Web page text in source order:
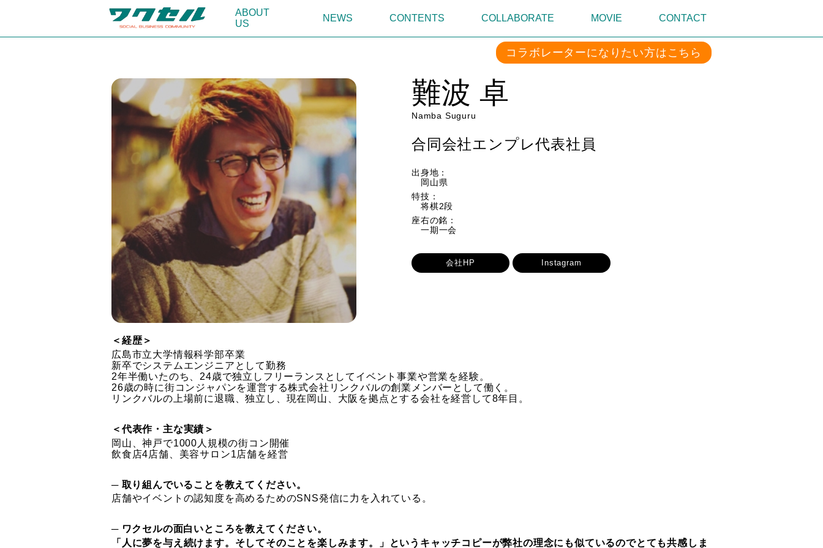
ABOUT
US
NEWS CONTENTS COLLABORATE MOVIE CONTACT
コラボレーターになりたい方はこちら
難波 卓
Namba Suguru
合同会社エンプレ代表社員
出身地：
岡山県
特技：
将棋2段
座右の銘：
一期一会
会社HP Instagram
＜経歴＞
広島市立大学情報科学部卒業
新卒でシステムエンジニアとして勤務
2年半働いたのち、24歳で独立しフリーランスとしてイベント事業や営業を経験。
26歳の時に街コンジャパンを運営する株式会社リンクバルの創業メンバーとして働く。
リンクバルの上場前に退職、独立し、現在岡山、大阪を拠点とする会社を経営して8年目。
＜代表作・主な実績＞
岡山、神戸で1000人規模の街コン開催
飲食店4店舗、美容サロン1店舗を経営
─ 取り組んでいることを教えてください。
店舗やイベントの認知度を高めるためのSNS発信に力を入れている。
─ ワクセルの面白いところを教えてください。
「人に夢を与え続けます。そしてそのことを楽しみます。」というキャッチコピーが弊社の理念にも似ているのでとても共感しま